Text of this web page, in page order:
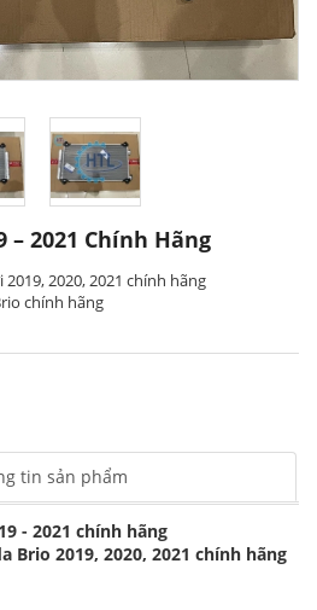
– 2021 Chính Hãng
2020, 2021 chính hãng
chính hãng
tin sản phẩm
- 2021 chính hãng
Brio 2019, 2020, 2021 chính hãng